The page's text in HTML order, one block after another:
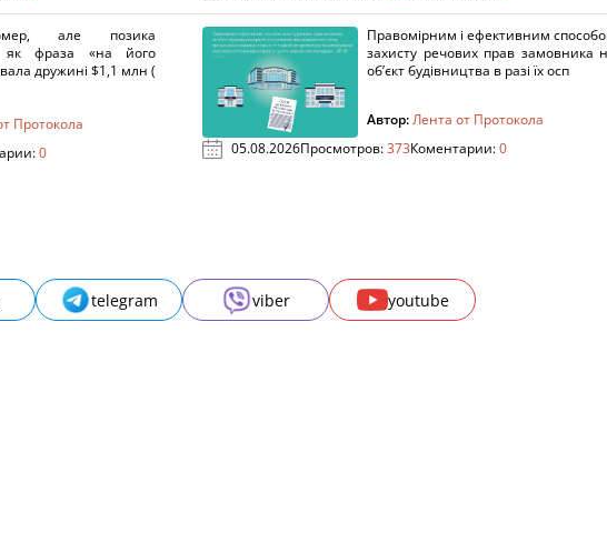
але позика
як фраза «на його
дружині $1,1 млн (
Протокола
0
Правомірним і ефективним
захисту речових прав замовника
об’єкт будівництва в разі їх осп
Автор:Лента от Протокола
05.08.2026Просмотров:373Коментарии:0
telegram viber youtube